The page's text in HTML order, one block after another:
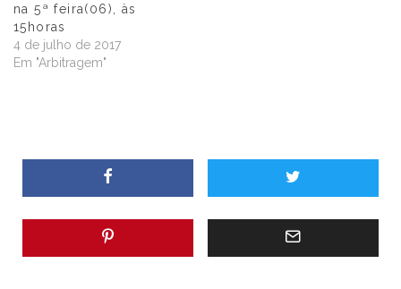
na 5ª feira(06), às
15horas
4 de julho de 2017
Em "Arbitragem"